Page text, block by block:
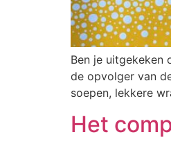
Ben je uitgekeken
de opvolger van
soepen, lekkere
Het